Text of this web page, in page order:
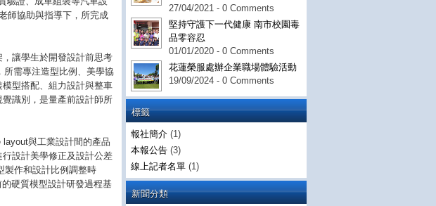
27/04/2021 - 0 Comments
堅持守護下一代健康 南市校園毒
品零容忍
01/01/2020 - 0 Comments
花蓮榮服處辦企業職場體驗活動
19/09/2024 - 0 Comments
標籤
報社簡介 (1)
本報公告 (3)
線上記者名單 (1)
新聞分類
師協助與指導下，所完成
讓學生於開發設計前思考
所需專注造型比例、美學協
型搭配、組力設計與整車
識別，是量產前設計師所
與工業設計間的產品
設計美學修正及設計公差
製作和設計比例調整時
硬質模型設計研發過程基